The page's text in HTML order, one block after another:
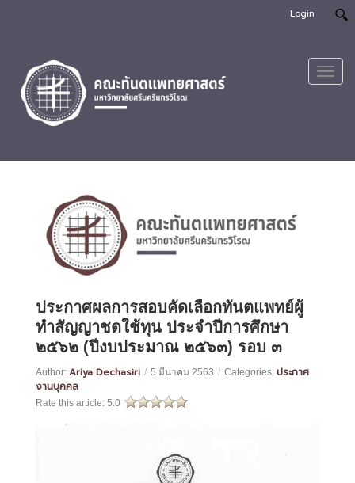
Login
ประกาศผลการสอบคัดเลือกทันตแพทย์ผู้
ทำสัญญาชดใช้ทุน ประจำปีการศึกษา
๒๕๖๒ (ปีงบประมาณ ๒๕๖๓) รอบ ๓
Author: Ariya Dechasiri / 5 มีนาคม 2563 / Categories: ประกาศ
งานบุคคล
Rate this article: 5.0